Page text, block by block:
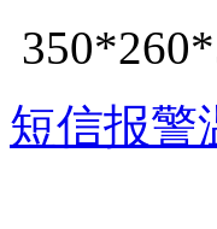
短信报警